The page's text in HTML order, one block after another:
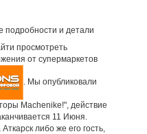
подробности и детали
просмотреть
от супермаркетов
. Мы опубликовали
Machenike!", действие
11 Июня.
либо же его гость,